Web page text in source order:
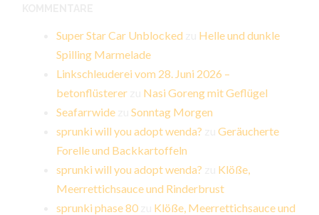
Super Star Car Unblocked
Helle und dunkle
Spilling Marmelade
Linkschleuderei vom 28. Juni 2026 –
betonflüsterer
Nasi Goreng mit Geflügel
Seafarrwide zuSonntag Morgen
sprunki will you adopt wenda? zuGeräucherte
Forelle und Backkartoffeln
sprunki will you adopt wenda?
Klöße,
Meerrettichsauce und Rinderbrust
sprunki phase 80
Klöße, Meerrettichsauce und